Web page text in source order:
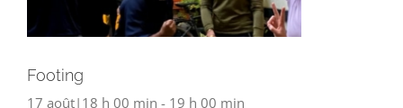
Footing
17 août|18 h 00 min - 19 h 00 min